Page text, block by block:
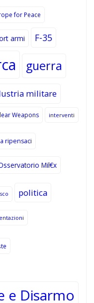
for Peace
armi F-35
guerra
militare
Weapons interventi
ripensaci
Mil€x
politica
e Disarmo